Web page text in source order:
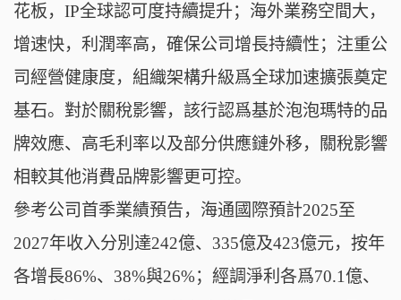
花板，IP全球認可度持續提升；海外業務空間大，
增速快，利潤率高，確保公司增長持續性；注重公
司經營健康度，組織架構升級爲全球加速擴張奠定
基石。對於關稅影響，該行認爲基於泡泡瑪特的品
牌效應、高毛利率以及部分供應鏈外移，關稅影響
相較其他消費品牌影響更可控。
參考公司首季業績預告，海通國際預計2025至
2027年收入分別達242億、335億及423億元，按年
各增長86%、38%與26%；經調淨利各爲70.1億、